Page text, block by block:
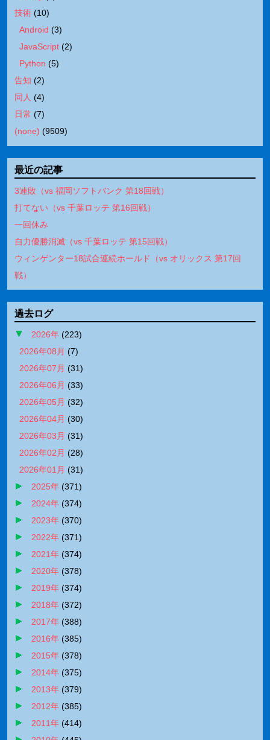
技術 (10)
Android (3)
JavaScript (2)
Python (5)
告知 (2)
同人 (4)
日常 (7)
(none) (9509)
最近の記事
3連敗（vs 福岡ソフトバンク 第18回戦）
打てない（vs 千葉ロッテ 第16回戦）
一回休み
自力優勝消滅（vs 千葉ロッテ 第15回戦）
ウィンゲンター18試合連続ホールド（vs オリックス 第17回
戦）
過去ログ
2026年 (223)
2026年08月 (7)
2026年07月 (31)
2026年06月 (33)
2026年05月 (32)
2026年04月 (30)
2026年03月 (31)
2026年02月 (28)
2026年01月 (31)
2025年 (371)
2024年 (374)
2023年 (370)
2022年 (371)
2021年 (374)
2020年 (378)
2019年 (374)
2018年 (372)
2017年 (388)
2016年 (385)
2015年 (378)
2014年 (375)
2013年 (379)
2012年 (385)
2011年 (414)